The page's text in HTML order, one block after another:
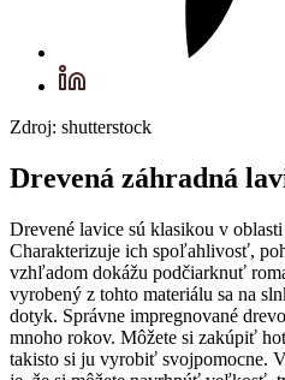
Zdroj: shutterstock
Drevená záhradná
Drevené lavice sú klasikou v oblasti
Charakterizuje ich spoľahlivosť,
vzhľadom dokážu podčiarknuť
vyrobený z tohto materiálu sa na
dotyk. Správne impregnované
mnoho rokov. Môžete si zakúpiť
takisto si ju vyrobiť svojpomocne.